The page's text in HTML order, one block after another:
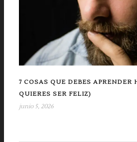
7 COSAS QUE DEBES
QUIERES SER FELIZ)
junio 5, 2026